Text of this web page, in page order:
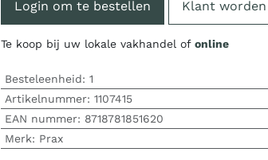
Login om te bestellen Klant worden
Te koop bij uw lokale vakhandel of online
Besteleenheid: 1
Artikelnummer: 1107415
EAN nummer: 8718781851620
Merk: Prax